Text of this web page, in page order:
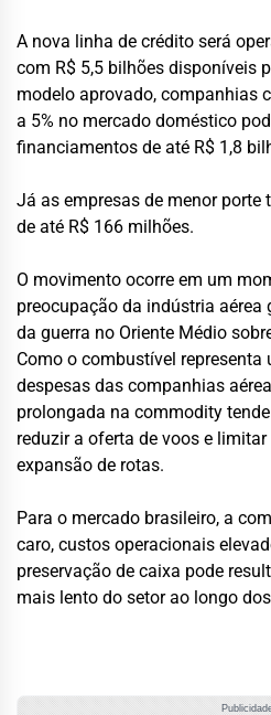
A nova linha de crédito será
com R$ 5,5 bilhões disponíveis
modelo aprovado, companhias
a 5% no mercado doméstico
financiamentos de até R$ 1,8
Já as empresas de menor
de até R$ 166 milhões.
O movimento ocorre em um
preocupação da indústria
da guerra no Oriente Médio
Como o combustível
despesas das companhias
prolongada na commodity
reduzir a oferta de voos e
expansão de rotas.
Para o mercado brasileiro, a
caro, custos operacionais
preservação de caixa pode
mais lento do setor ao longo